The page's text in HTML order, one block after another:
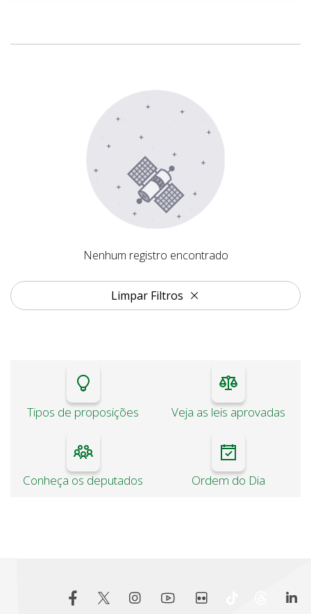
Nenhum registro encontrado
Nenhum registro encontrado
Limpar Filtros
Tipos de proposições Veja as leis aprovadas
Conheça os deputados Ordem do Dia